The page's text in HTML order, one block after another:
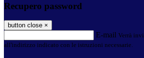
Recupero password
button close ×
E-mail Verrà
all'indirizzo indicato con le istruzioni necessarie.